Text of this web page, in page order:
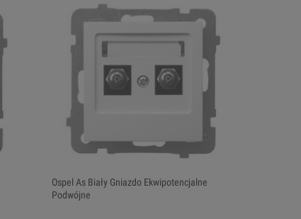
Ospel As Biały Gniazdo Ekwipotencjalne
Podwójne